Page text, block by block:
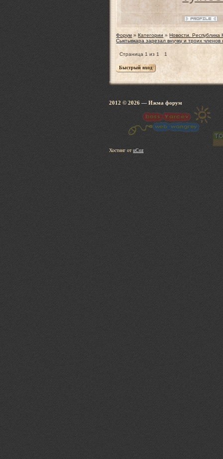
Форум » Категории » Новости. Республика
Сыктывкара зарезал внучку и троих членов
Страница 1 из 1 1
2012 © 2026 — Ижма
Хостинг отuCoz